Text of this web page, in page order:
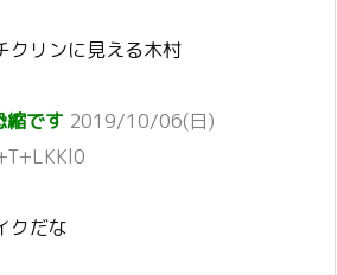
クリンに見える木村
縮です 2019/10/06(日)
クだな